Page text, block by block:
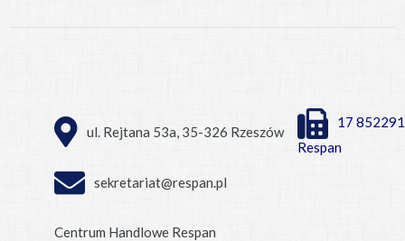
ul. Rejtana 53a, 35-326 Rzeszów
17
Respan
sekretariat@respan.pl
Centrum Handlowe Respan